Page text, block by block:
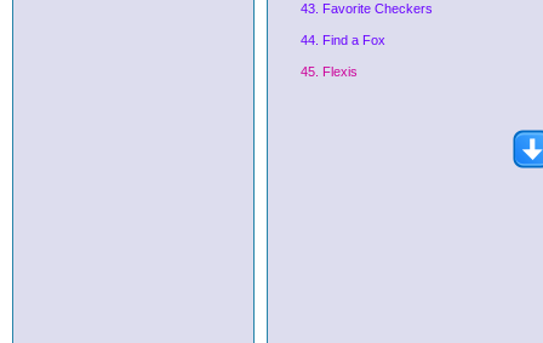
43. Favorite Checkers
44. Find a Fox
45. Flexis